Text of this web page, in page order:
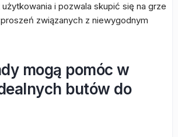
i pozwala skupić się na grze
związanych z niewygodnym
mogą pomóc w
butów do